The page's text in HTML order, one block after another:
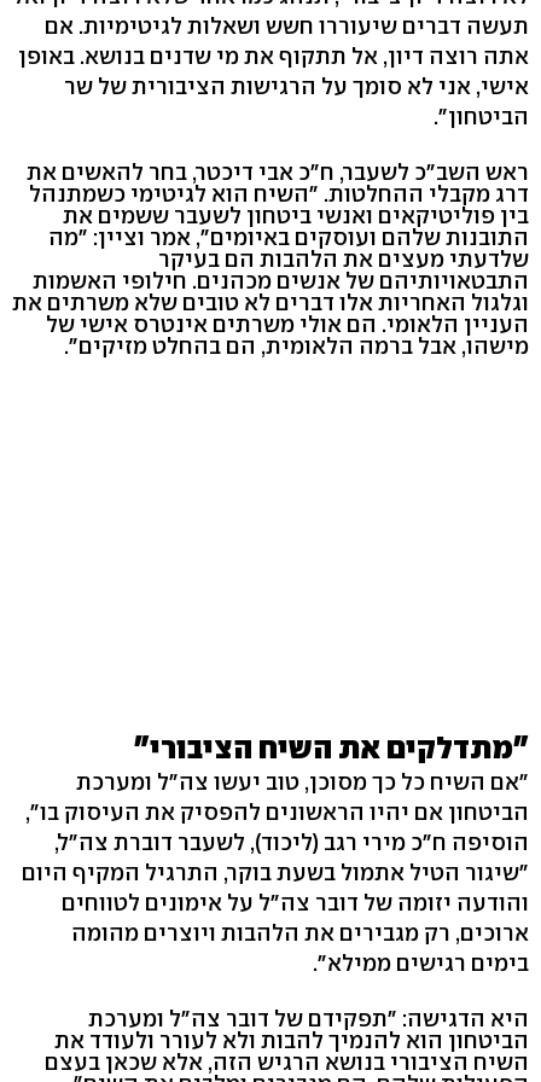
תעשה דברים שיעוררו חשש ושאלות לגיטימיות. אם
אתה רוצה דיון, אל תתקוף את מי שדנים בנושא. באופן
אישי, אני לא סומך על הרגישות הציבורית של שר
הביטחון".
ראש השב"כ לשעבר, ח"כ אבי דיכטר, בחר להאשים את
דרג מקבלי ההחלטות. "השיח הוא לגיטימי כשמתנהל
בין פוליטיקאים ואנשי ביטחון לשעבר ששמים את
התובנות שלהם ועוסקים באיומים", אמר וציין: "מה
שלדעתי מעצים את הלהבות הם בעיקר
התבטאויותיהם של אנשים מכהנים. חילופי האשמות
וגלגול האחריות אלו דברים לא טובים שלא משרתים את
העניין הלאומי. הם אולי משרתים אינטרס אישי של
מישהו, אבל ברמה הלאומית, הם בהחלט מזיקים".
"מתדלקים את השיח הציבורי"
"אם השיח כל כך מסוכן, טוב יעשו צה"ל ומערכת
הביטחון אם יהיו הראשונים להפסיק את העיסוק בו",
הוסיפה ח"כ מירי רגב (ליכוד), לשעבר דוברת צה"ל,
"שיגור הטיל אתמול בשעת בוקר, התרגיל המקיף היום
והודעה יזומה של דובר צה"ל על אימונים לטווחים
ארוכים, רק מגבירים את הלהבות ויוצרים מהומה
בימים רגישים ממילא".
היא הדגישה: "תפקידם של דובר צה"ל ומערכת
הביטחון הוא להנמיך להבות ולא לעורר ולעודד את
השיח הציבורי בנושא הרגיש הזה, אלא שכאן בעצם